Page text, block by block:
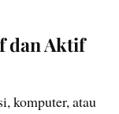
dan Aktif
komputer, atau